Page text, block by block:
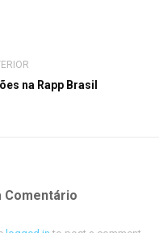
na Rapp Brasil
Comentário